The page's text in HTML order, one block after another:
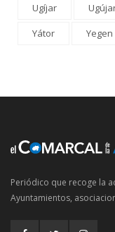
Ugíjar
Yátor
Yegen
Periódico que recoge la
Ayuntamientos,